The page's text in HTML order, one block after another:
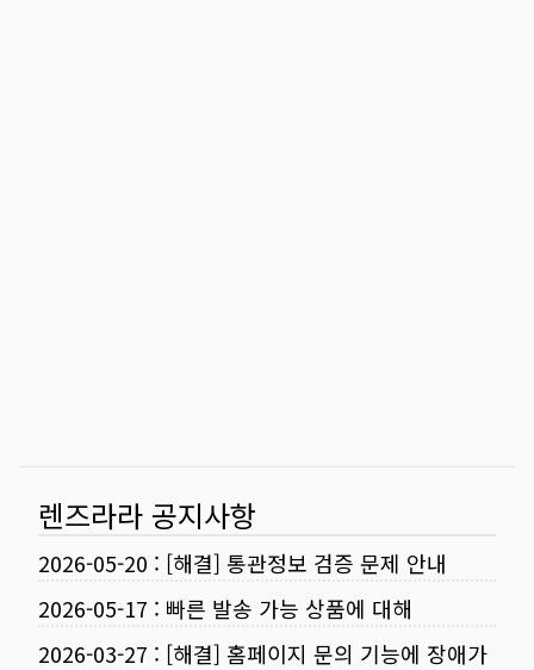
렌즈라라 공지사항
2026-05-20 : [해결] 통관정보 검증 문제 안내
2026-05-17 : 빠른 발송 가능 상품에 대해
2026-03-27 : [해결] 홈페이지 문의 기능에 장애가